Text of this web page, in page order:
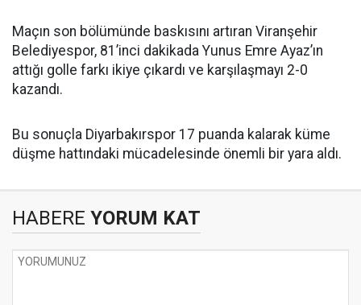
Maçın son bölümünde baskısını artıran Viranşehir
Belediyespor, 81’inci dakikada Yunus Emre Ayaz’ın
attığı golle farkı ikiye çıkardı ve karşılaşmayı 2-0
kazandı.
Bu sonuçla Diyarbakırspor 17 puanda kalarak küme
düşme hattındaki mücadelesinde önemli bir yara aldı.
HABERE YORUM KAT